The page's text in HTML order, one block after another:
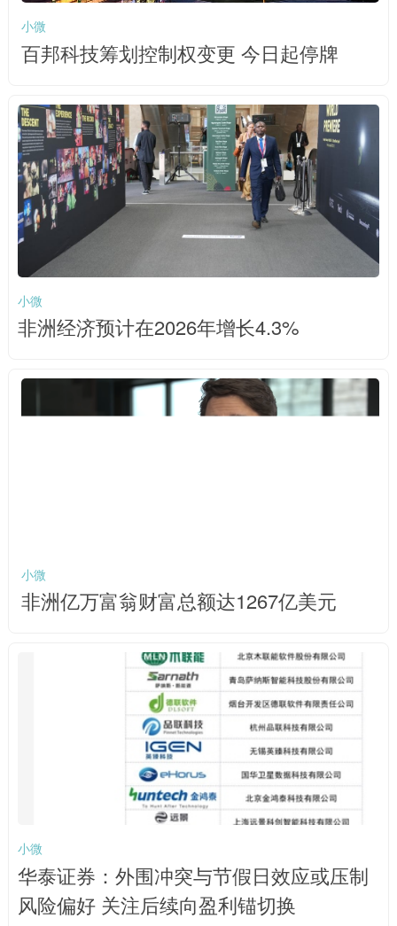
小微
百邦科技筹划控制权变更 今日起停牌
小微
非洲经济预计在2026年增长4.3%
小微
非洲亿万富翁财富总额达1267亿美元
小微
华泰证券：外围冲突与节假日效应或压制
风险偏好 关注后续向盈利锚切换